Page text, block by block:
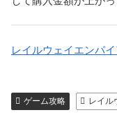
レイルウェイエンパ
ゲーム攻略 レイル